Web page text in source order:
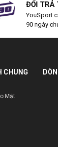
ĐỔI TRẢ
YouSport
90 ngày
CHUNG
Mật